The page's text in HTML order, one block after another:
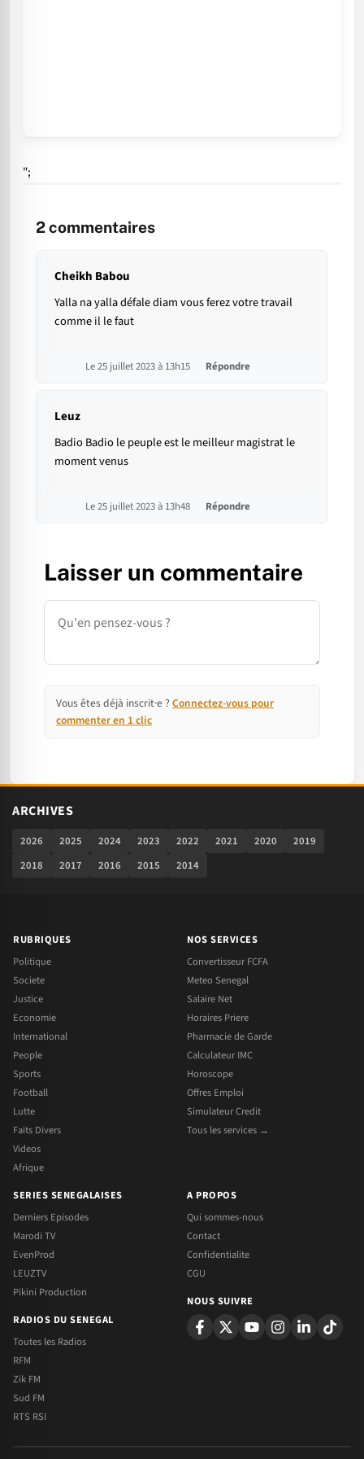
";
2commentaires
Cheikh Babou
Yalla na yalla défale diam vous ferez votre travail
comme il le faut
Le 25 juillet 2023 à 13h15 Répondre
Leuz
Badio Badio le peuple est le meilleur magistrat le
moment venus
Le 25 juillet 2023 à 13h48 Répondre
Laisser un commentaire
Commentaire
Vous êtes déjà inscrit·e ? Connectez-vous pour
commenter en 1 clic
ARCHIVES
2026 2025 2024 2023 2022 2021 2020
2019
2018
2017 2016 2015 2014
RUBRIQUES
Politique
Societe
Justice
Economie
International
People
Sports
Football
Lutte
Faits Divers
Videos
Afrique
NOS SERVICES
Convertisseur FCFA
Meteo Senegal
Salaire Net
Horaires Priere
Pharmacie de Garde
Calculateur IMC
Horoscope
Offres Emploi
Simulateur Credit
Tous les services →
SERIES SENEGALAISES
Derniers Episodes
Marodi TV
EvenProd
LEUZTV
Pikini Production
RADIOS DU SENEGAL
Toutes les Radios
RFM
Zik FM
Sud FM
RTS RSI
A PROPOS
Qui sommes-nous
Contact
Confidentialite
CGU
NOUS SUIVRE